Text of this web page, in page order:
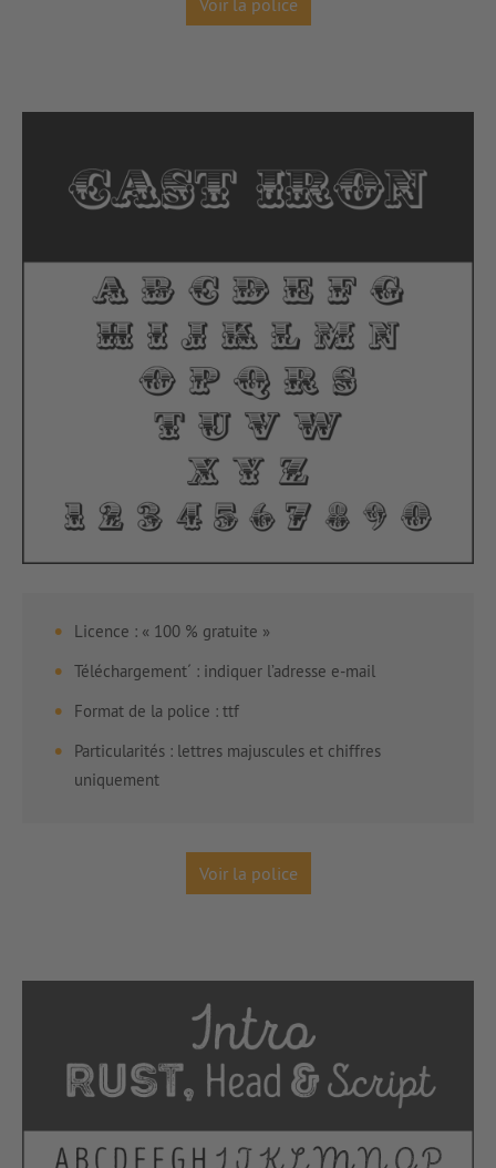
Voir la police
Licence : « 100 % gratuite »
Téléchargement´ : indiquer l’adresse e-mail
Format de la police : ttf
Particularités : lettres majuscules et chiffres
uniquement
Voir la police